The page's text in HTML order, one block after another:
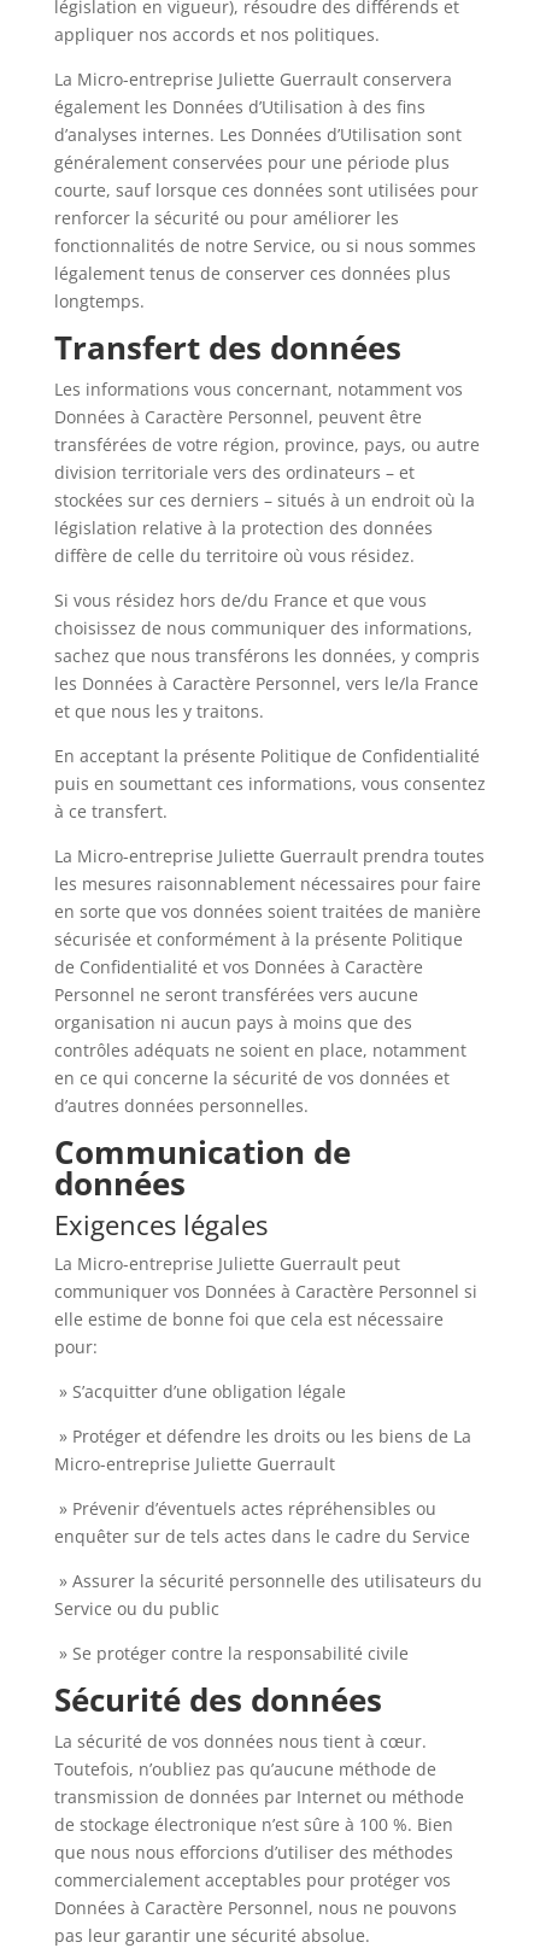
législation en vigueur), résoudre des différends et
appliquer nos accords et nos politiques.
La Micro-entreprise Juliette Guerrault conservera
également les Données d’Utilisation à des fins
d’analyses internes. Les Données d’Utilisation sont
généralement conservées pour une période plus
courte, sauf lorsque ces données sont utilisées pour
renforcer la sécurité ou pour améliorer les
fonctionnalités de notre Service, ou si nous sommes
légalement tenus de conserver ces données plus
longtemps.
Transfert des données
Les informations vous concernant, notamment vos
Données à Caractère Personnel, peuvent être
transférées de votre région, province, pays, ou autre
division territoriale vers des ordinateurs – et
stockées sur ces derniers – situés à un endroit où la
législation relative à la protection des données
diffère de celle du territoire où vous résidez.
Si vous résidez hors de/du France et que vous
choisissez de nous communiquer des informations,
sachez que nous transférons les données, y compris
les Données à Caractère Personnel, vers le/la France
et que nous les y traitons.
En acceptant la présente Politique de Confidentialité
puis en soumettant ces informations, vous consentez
à ce transfert.
La Micro-entreprise Juliette Guerrault prendra toutes
les mesures raisonnablement nécessaires pour faire
en sorte que vos données soient traitées de manière
sécurisée et conformément à la présente Politique
de Confidentialité et vos Données à Caractère
Personnel ne seront transférées vers aucune
organisation ni aucun pays à moins que des
contrôles adéquats ne soient en place, notamment
en ce qui concerne la sécurité de vos données et
d’autres données personnelles.
Communication de
données
Exigences légales
La Micro-entreprise Juliette Guerrault peut
communiquer vos Données à Caractère Personnel si
elle estime de bonne foi que cela est nécessaire
pour:
» S’acquitter d’une obligation légale
» Protéger et défendre les droits ou les biens de La
Micro-entreprise Juliette Guerrault
» Prévenir d’éventuels actes répréhensibles ou
enquêter sur de tels actes dans le cadre du Service
» Assurer la sécurité personnelle des utilisateurs du
Service ou du public
» Se protéger contre la responsabilité civile
Sécurité des données
La sécurité de vos données nous tient à cœur.
Toutefois, n’oubliez pas qu’aucune méthode de
transmission de données par Internet ou méthode
de stockage électronique n’est sûre à 100 %. Bien
que nous nous efforcions d’utiliser des méthodes
commercialement acceptables pour protéger vos
Données à Caractère Personnel, nous ne pouvons
pas leur garantir une sécurité absolue.